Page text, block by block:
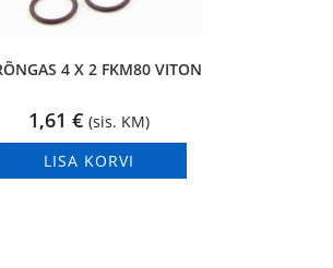
4 X 2 FKM80 VITON
1,61 € (sis. KM)
LISA KORVI